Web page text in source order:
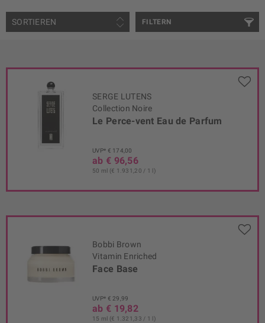
FILTERN
SORTIEREN
SERGE LUTENS
Collection Noire
Le Perce-vent Eau de Parfum
UVP* € 174,00
ab € 96,56
50 ml (€ 1.931,20 / 1 l)
Bobbi Brown
Vitamin Enriched
Face Base
UVP* € 29,99
ab € 19,82
15 ml (€ 1.321,33 / 1 l)